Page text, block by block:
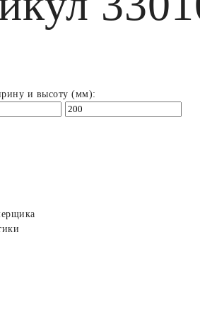
и высоту (мм):